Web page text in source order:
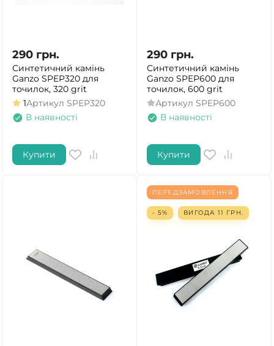
290 грн.
Синтетичний камінь
Ganzo SPEP320 для
точилок, 320 grit
1Артикул SPEP320
В наявності
Купити
290 грн.
Синтетичний камінь
Ganzo SPEP600 для
точилок, 600 grit
Артикул SPEP600
В наявності
Купити
ПЕРЕДЗАМОВЛЕННЯ
- 5% ВИГОДА 11 ГРН.